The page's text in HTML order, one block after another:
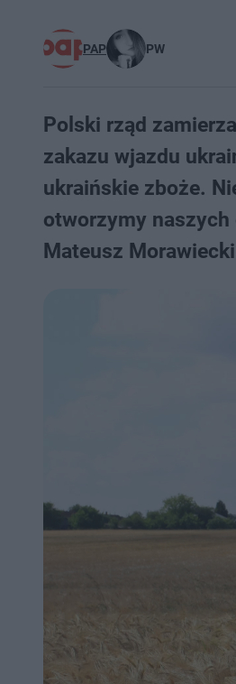
PAP PW
Polski rząd
zakazu wjazdu
ukraińskie zboże.
otworzymy naszych
Mateusz